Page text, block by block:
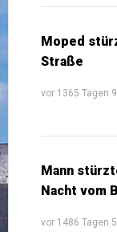
Moped
Straße
vor 1365 Tagen
Mann
Nacht vom
vor 1486 Tagen